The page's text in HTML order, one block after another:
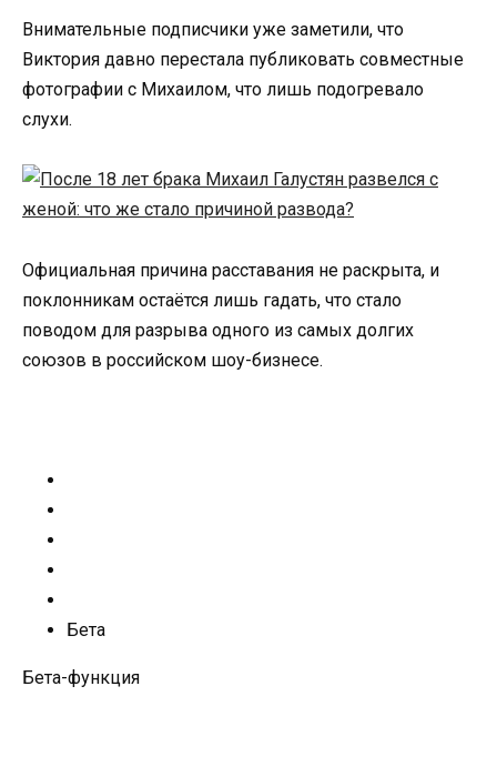
Внимательные подписчики уже заметили, что
Виктория давно перестала публиковать совместные
фотографии с Михаилом, что лишь подогревало
слухи.
Официальная причина расставания не раскрыта, и
поклонникам остаётся лишь гадать, что стало
поводом для разрыва одного из самых долгих
союзов в российском шоу-бизнесе.
Бета
Бета-функция